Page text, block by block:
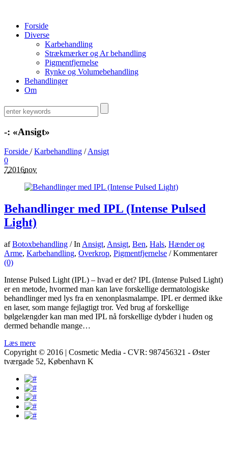
Forside
Diverse
Karbehandling
Strækmærker og Ar behandling
Pigmentfjernelse
Rynke og Volumebehandling
Behandlinger
Om
-: «Ansigt»
Forside /Karbehandling /Ansigt
0
72016nov
Behandlinger med IPL (Intense Pulsed
Light)
afBotoxbehandling / In Ansigt, Ansigt, Ben, Hals, Hænder og
Arme, Karbehandling, Overkrop, Pigmentfjernelse / Kommentarer
(0)
Intense Pulsed Light (IPL) – hvad er det? IPL (Intense Pulsed Light)
er en metode, hvormed man kan lave forskellige dermatologiske
behandlinger med lys fra en xenonplasmalampe. IPL er dermed ikke
en laser, som mange fejlagtigt tror. Ved brug af forskellige
bølgelængder kan man med IPL nå forskellige dybder i huden og
dermed behandle mange…
Læs mere
Copyright © 2016 | Cosmetic Media - CVR: 987456321 - Øster
tværgade 52, København K